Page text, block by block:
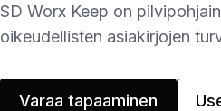
SD Worx Keep on
oikeudellisten asiakirjojen
Varaa tapaaminen